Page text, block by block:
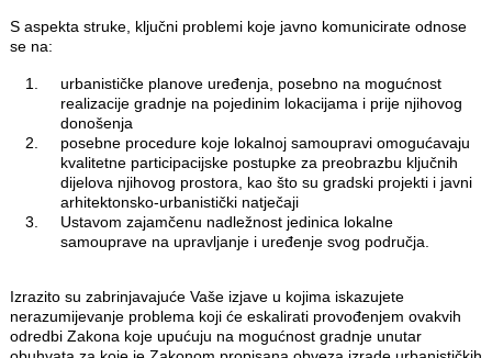
S aspekta struke, ključni problemi koje javno komunicirate odnose
se na:
urbanističke planove uređenja, posebno na mogućnost
realizacije gradnje na pojedinim lokacijama i prije njihovog
donošenja
posebne procedure koje lokalnoj samoupravi omogućavaju
kvalitetne participacijske postupke za preobrazbu ključnih
dijelova njihovog prostora, kao što su gradski projekti i javni
arhitektonsko-urbanistički natječaji
Ustavom zajamčenu nadležnost jedinica lokalne
samouprave na upravljanje i uređenje svog područja.
Izrazito su zabrinjavajuće Vaše izjave u kojima iskazujete
nerazumijevanje problema koji će eskalirati provođenjem ovakvih
odredbi Zakona koje upućuju na mogućnost gradnje unutar